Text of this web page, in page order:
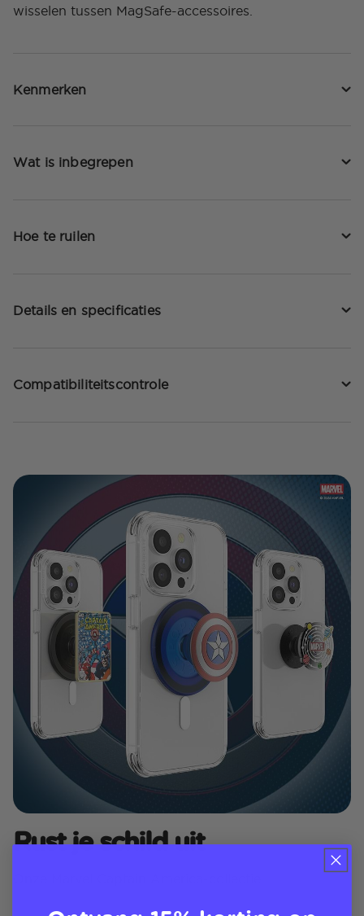
wisselen tussen MagSafe-accessoires.
Kenmerken
Wat is inbegrepen
Hoe te ruilen
Details en specificaties
Compatibiliteitscontrole
Rust je schild uit